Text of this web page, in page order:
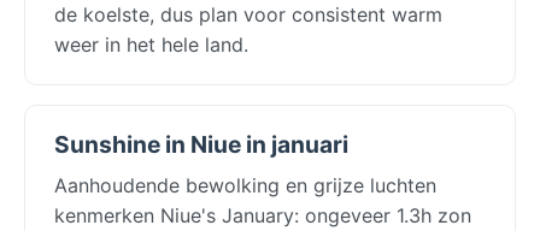
de koelste, dus plan voor consistent warm
weer in het hele land.
Sunshine in Niue in januari
Aanhoudende bewolking en grijze luchten
kenmerken Niue's January: ongeveer 1.3h zon